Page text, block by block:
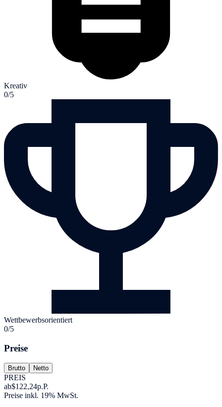
Kreativ
0/5
Wettbewerbsorientiert
0/5
Preise
Brutto Netto
PREIS
ab$122,24p.P.
Preise inkl. 19% MwSt.